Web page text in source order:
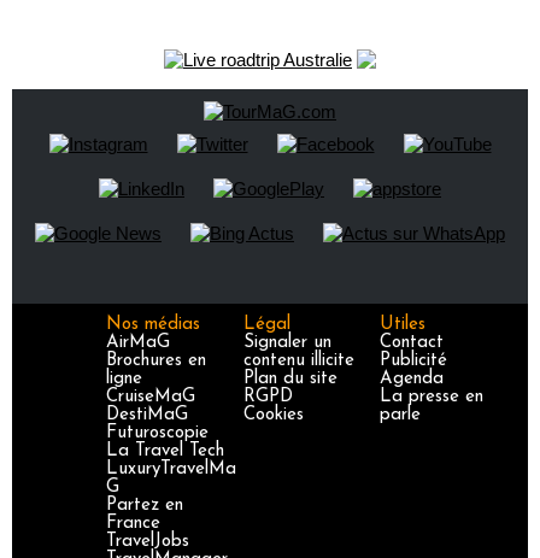
Nos médias
AirMaG
Brochures en
ligne
CruiseMaG
DestiMaG
Futuroscopie
La Travel Tech
LuxuryTravelMa
G
Partez en
France
TravelJobs
Légal
Signaler un
contenu illicite
Plan du site
RGPD
Cookies
Utiles
Contact
Publicité
Agenda
La presse en
parle